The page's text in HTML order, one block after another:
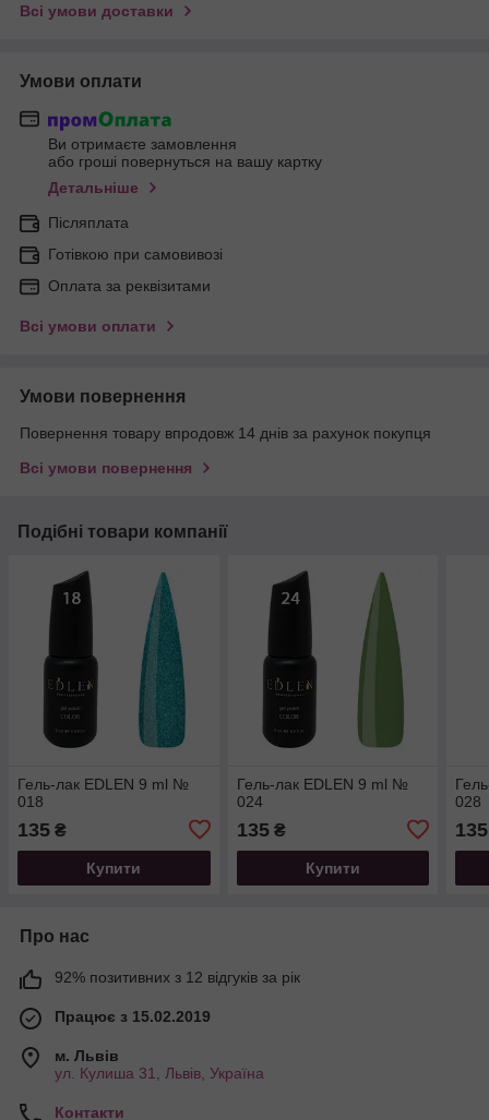
Всі умови доставки
Умови оплати
Ви отримаєте замовлення
або гроші повернуться на вашу картку
Детальніше
Післяплата
Готівкою при самовивозі
Оплата за реквізитами
Всі умови оплати
Умови повернення
Повернення товару впродовж 14 днів за рахунок покупця
Всі умови повернення
Подібні товари компанії
Гель-лак EDLEN 9 ml №
018
135 ₴
Купити
Гель-лак EDLEN 9 ml №
024
135₴
Купити
028
135
Про нас
92% позитивних з 12 відгуків за рік
Працює з 15.02.2019
м. Львів
ул. Кулиша 31, Львів, Україна
Контакти